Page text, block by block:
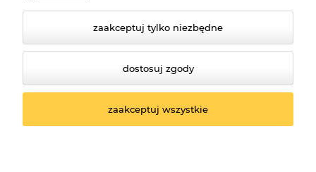
zaakceptuj tylko niezbędne
dostosuj zgody
zaakceptuj wszystkie